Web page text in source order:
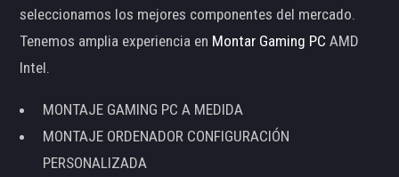
seleccionamos los mejores componentes del mercado.
Tenemos amplia experiencia en Montar Gaming PC AMD
Intel.
MONTAJE GAMING PC A MEDIDA
MONTAJE ORDENADOR CONFIGURACIÓN
PERSONALIZADA